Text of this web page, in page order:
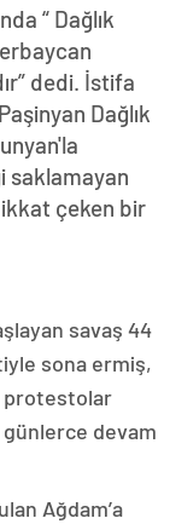
“ Dağlık
dedi. İstifa
Dağlık
saklamayan
çeken bir
savaş 44
sona ermiş,
protestolar
günlerce devam
Ağdam’a